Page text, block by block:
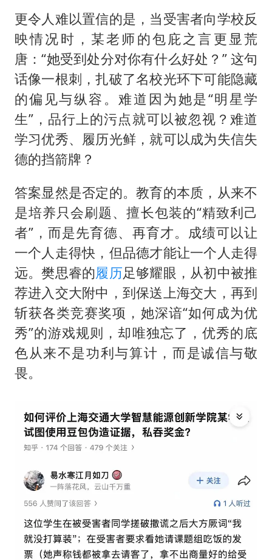
更令人难以置信的是，当受害者向学校反
映情况时，某老师的包庇之言更显荒
唐：“她受到处分对你有什么好处？” 这句
话像一根刺，扎破了名校光环下可能隐藏
的偏见与纵容。难道因为她是“明星学
生”，品行上的污点就可以被忽视？难道
学习优秀、履历光鲜，就可以成为失信失
德的挡箭牌？
答案显然是否定的。教育的本质，从来不
是培养只会刷题、擅长包装的“精致利己
者”，而是先育德、再育才。成绩可以让
一个人走得快，但品德才能让一个人走得
远。樊思睿的履历足够耀眼，从初中被推
荐进入交大附中，到保送上海交大，再到
斩获各类竞赛奖项，她深谙“如何成为优
秀”的游戏规则，却唯独忘了，优秀的底
色从来不是功利与算计，而是诚信与敬
畏。